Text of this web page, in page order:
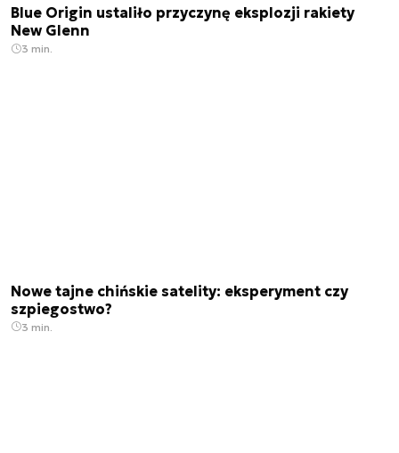
Blue Origin ustaliło przyczynę eksplozji rakiety
New Glenn
3 min.
Nowe tajne chińskie satelity: eksperyment czy
szpiegostwo?
3 min.